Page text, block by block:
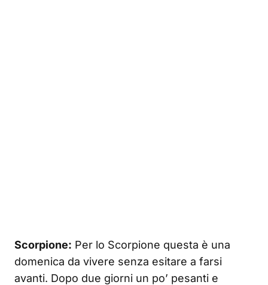
Scorpione: Per lo Scorpione questa è una
domenica da vivere senza esitare a farsi
avanti. Dopo due giorni un po’ pesanti e